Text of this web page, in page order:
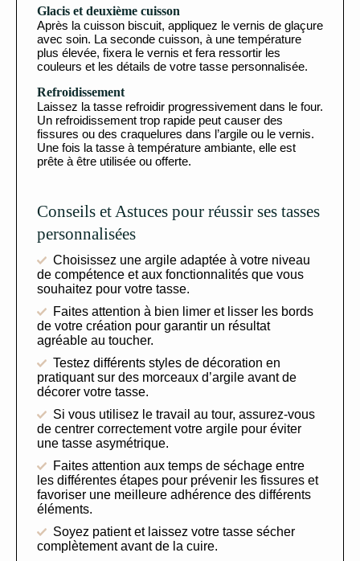
Glacis et deuxième cuisson
Après la cuisson biscuit, appliquez le vernis de glaçure
avec soin. La seconde cuisson, à une température
plus élevée, fixera le vernis et fera ressortir les
couleurs et les détails de votre tasse personnalisée.
Refroidissement
Laissez la tasse refroidir progressivement dans le four.
Un refroidissement trop rapide peut causer des
fissures ou des craquelures dans l’argile ou le vernis.
Une fois la tasse à température ambiante, elle est
prête à être utilisée ou offerte.
Conseils et Astuces pour réussir ses tasses
personnalisées
Choisissez une argile adaptée à votre niveau
de compétence et aux fonctionnalités que vous
souhaitez pour votre tasse.
Faites attention à bien limer et lisser les bords
de votre création pour garantir un résultat
agréable au toucher.
Testez différents styles de décoration en
pratiquant sur des morceaux d’argile avant de
décorer votre tasse.
Si vous utilisez le travail au tour, assurez-vous
de centrer correctement votre argile pour éviter
une tasse asymétrique.
Faites attention aux temps de séchage entre
les différentes étapes pour prévenir les fissures et
favoriser une meilleure adhérence des différents
éléments.
Soyez patient et laissez votre tasse sécher
complètement avant de la cuire.